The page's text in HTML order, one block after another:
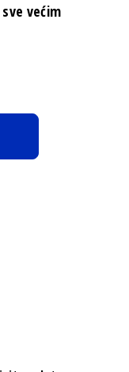
većim